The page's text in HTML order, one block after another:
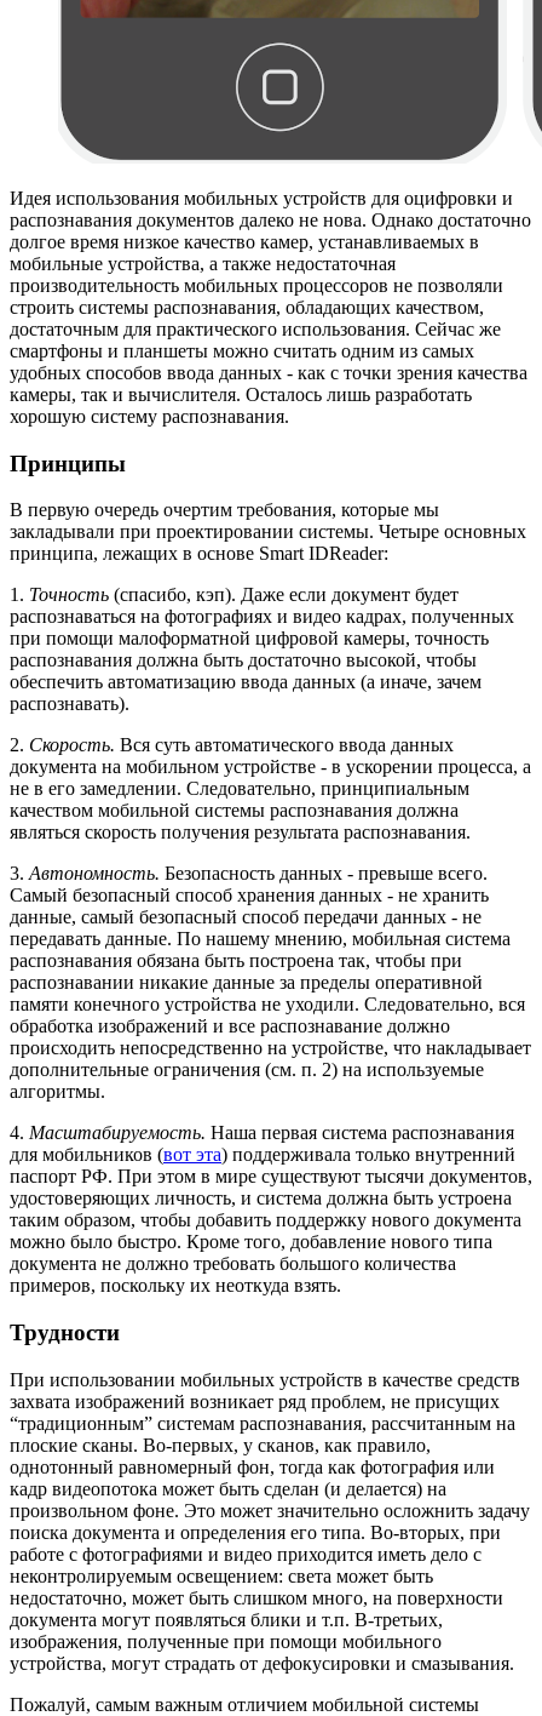
Идея использования мобильных устройств для оцифровки и
распознавания документов далеко не нова. Однако достаточно
долгое время низкое качество камер, устанавливаемых в
мобильные устройства, а также недостаточная
производительность мобильных процессоров не позволяли
строить системы распознавания, обладающих качеством,
достаточным для практического использования. Сейчас же
смартфоны и планшеты можно считать одним из самых
удобных способов ввода данных - как с точки зрения качества
камеры, так и вычислителя. Осталось лишь разработать
хорошую систему распознавания.
Принципы
В первую очередь очертим требования, которые мы
закладывали при проектировании системы. Четыре основных
принципа, лежащих в основе Smart IDReader:
1. Точность (спасибо, кэп). Даже если документ будет
распознаваться на фотографиях и видео кадрах, полученных
при помощи малоформатной цифровой камеры, точность
распознавания должна быть достаточно высокой, чтобы
обеспечить автоматизацию ввода данных (а иначе, зачем
распознавать).
2. Скорость. Вся суть автоматического ввода данных
документа на мобильном устройстве - в ускорении процесса, а
не в его замедлении. Следовательно, принципиальным
качеством мобильной системы распознавания должна
являться скорость получения результата распознавания.
3. Автономность. Безопасность данных - превыше всего.
Самый безопасный способ хранения данных - не хранить
данные, самый безопасный способ передачи данных - не
передавать данные. По нашему мнению, мобильная система
распознавания обязана быть построена так, чтобы при
распознавании никакие данные за пределы оперативной
памяти конечного устройства не уходили. Следовательно, вся
обработка изображений и все распознавание должно
происходить непосредственно на устройстве, что накладывает
дополнительные ограничения (см. п. 2) на используемые
алгоритмы.
4. Масштабируемость. Наша первая система распознавания
для мобильников (вот эта) поддерживала только внутренний
паспорт РФ. При этом в мире существуют тысячи документов,
удостоверяющих личность, и система должна быть устроена
таким образом, чтобы добавить поддержку нового документа
можно было быстро. Кроме того, добавление нового типа
документа не должно требовать большого количества
примеров, поскольку их неоткуда взять.
Трудности
При использовании мобильных устройств в качестве средств
захвата изображений возникает ряд проблем, не присущих
“традиционным” системам распознавания, рассчитанным на
плоские сканы. Во-первых, у сканов, как правило,
однотонный равномерный фон, тогда как фотография или
кадр видеопотока может быть сделан (и делается) на
произвольном фоне. Это может значительно осложнить задачу
поиска документа и определения его типа. Во-вторых, при
работе с фотографиями и видео приходится иметь дело с
неконтролируемым освещением: света может быть
недостаточно, может быть слишком много, на поверхности
документа могут появляться блики и т.п. В-третьих,
изображения, полученные при помощи мобильного
устройства, могут страдать от дефокусировки и смазывания.
Пожалуй, самым важным отличием мобильной системы